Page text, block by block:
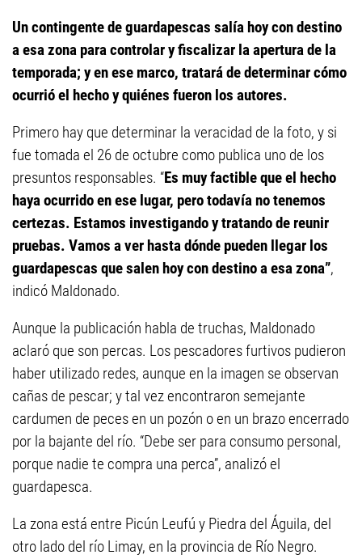
Un contingente de guardapescas salía hoy con destino
a esa zona para controlar y fiscalizar la apertura de la
temporada; y en ese marco, tratará de determinar cómo
ocurrió el hecho y quiénes fueron los autores.
Primero hay que determinar la veracidad de la foto, y si
fue tomada el 26 de octubre como publica uno de los
presuntos responsables. “Es muy factible que el hecho
haya ocurrido en ese lugar, pero todavía no tenemos
certezas. Estamos investigando y tratando de reunir
pruebas. Vamos a ver hasta dónde pueden llegar los
guardapescas que salen hoy con destino a esa zona”,
indicó Maldonado.
Aunque la publicación habla de truchas, Maldonado
aclaró que son percas. Los pescadores furtivos pudieron
haber utilizado redes, aunque en la imagen se observan
cañas de pescar; y tal vez encontraron semejante
cardumen de peces en un pozón o en un brazo encerrado
por la bajante del río. “Debe ser para consumo personal,
porque nadie te compra una perca”, analizó el
guardapesca.
La zona está entre Picún Leufú y Piedra del Águila, del
otro lado del río Limay, en la provincia de Río Negro.